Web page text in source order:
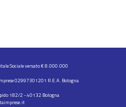
Sociale versato € 8.000.000
02997301201 R.E.A. Bologna
182/2 - 40132 Bologna